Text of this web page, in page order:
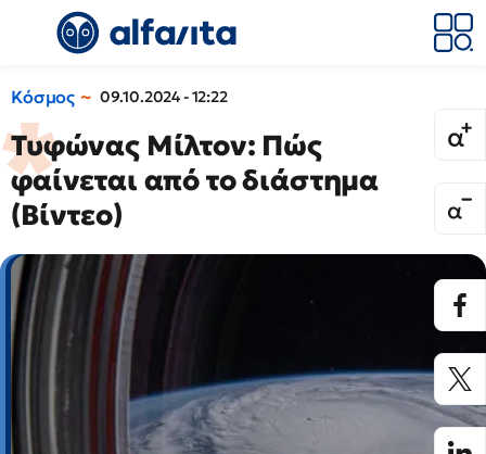
Κόσμος 09.10.2024 - 12:22
Τυφώνας Μίλτον: Πώς
φαίνεται από το διάστημα
(Βίντεο)